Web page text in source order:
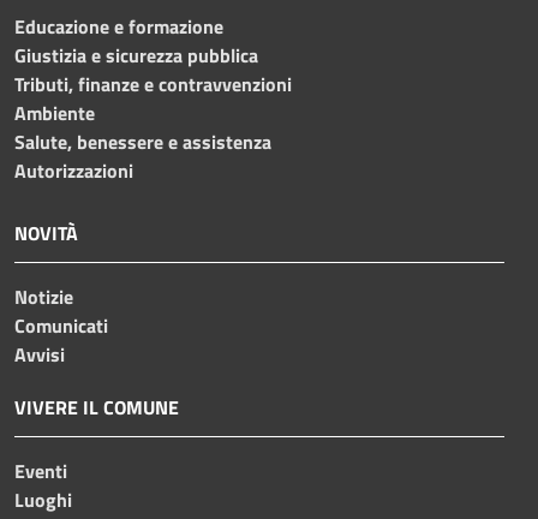
Educazione e formazione
Giustizia e sicurezza pubblica
Tributi, finanze e contravvenzioni
Ambiente
Salute, benessere e assistenza
Autorizzazioni
NOVITÀ
Notizie
Comunicati
Avvisi
VIVERE IL COMUNE
Eventi
Luoghi